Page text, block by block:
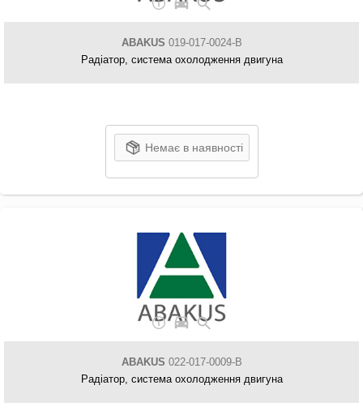
ABAKUS 019-017-0024-B
Радіатор, система охолодження двигуна
Немає в наявності
ABAKUS 022-017-0009-B
Радіатор, система охолодження двигуна